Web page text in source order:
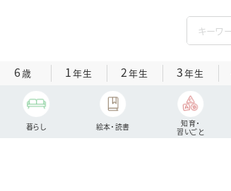
6歳 1年生 2年生 3年生
暮らし 絵本・読書
知育・
習いごと